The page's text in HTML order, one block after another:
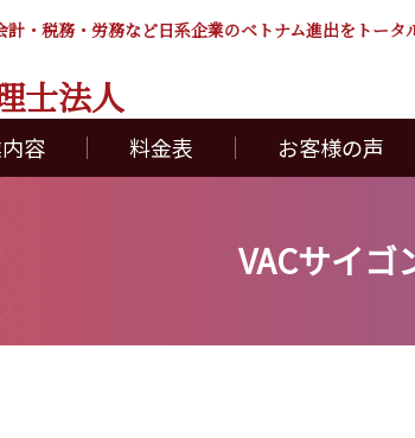
計・税務・労務など日系企業のベトナム進出をトータ
士法人
容 料金表 お客様の声
VACサイゴ